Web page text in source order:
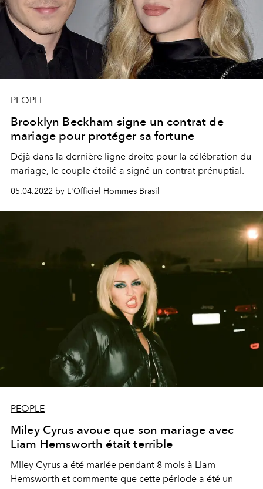
PEOPLE
Brooklyn Beckham signe un contrat de
mariage pour protéger sa fortune
Déjà dans la dernière ligne droite pour la célébration du
mariage, le couple étoilé a signé un contrat prénuptial.
05.04.2022 by L'Officiel Hommes Brasil
PEOPLE
Miley Cyrus avoue que son mariage avec
Liam Hemsworth était terrible
Miley Cyrus a été mariée pendant 8 mois à Liam
Hemsworth et commente que cette période a été un